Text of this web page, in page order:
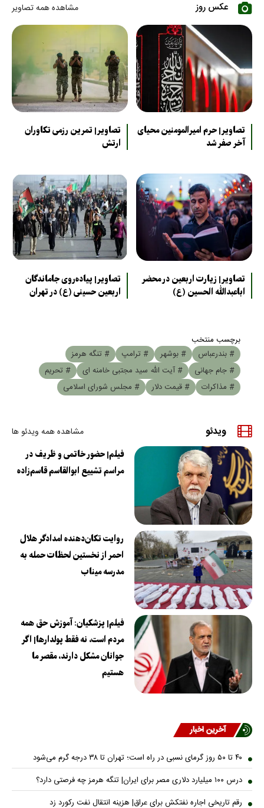
عکس روز مشاهده همه تصاویر
تصاویر| حرم امیرالمومنین محیای
آخر صفر شد
تصاویر| تمرین رزمی تکاوران
ارتش
تصاویر| زیارت اربعین در محضر
اباعبدالله الحسین (ع)
تصاویر| پیاده‌روی جاماندگان
اربعین حسینی (ع) در تهران
برچسب منتخب
# بندرعباس
# بوشهر # ترامپ
# تنگه هرمز
# جام جهانی
# آیت الله سید مجتبی خامنه ای
# تحریم
# مذاکرات
# قیمت دلار # مجلس شورای اسلامی
ویدئو مشاهده همه ویدئو ها
فیلم| حضور خاتمی و ظریف در
مراسم تشییع ابوالقاسم قاسم‌زاده
روایت تکان‌دهنده امدادگر هلال
احمر از نخستین لحظات حمله به
مدرسه میناب
فیلم| پزشکیان: آموزش حق همه
مردم است، نه فقط پولدارها| اگر
جوانان مشکل دارند، مقصر ما
هستیم
آخرین اخبار
۴۰ تا ۵۰ روز گرمای نسبی در راه است؛ تهران تا ۳۸ درجه گرم می‌شود
درس ۱۰۰ میلیارد دلاری مصر برای ایران| تنگه هرمز چه فرصتی دارد؟
رقم تاریخی اجاره نفتکش برای عراق| هزینه انتقال نفت رکورد زد